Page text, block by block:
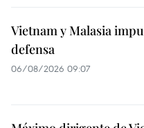
Vietnam y Malasia
defensa
06/08/2026 09:07